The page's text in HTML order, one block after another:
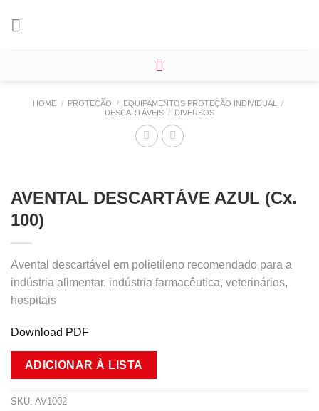
HOME / PROTEÇÃO / EQUIPAMENTOS PROTEÇÃO INDIVIDUAL
/
DESCARTÁVEIS / DIVERSOS
AVENTAL DESCARTÁVE AZUL (Cx.
100)
Avental descartável em polietileno recomendado para a
indústria alimentar, indústria farmacêutica, veterinários,
hospitais
Download PDF
ADICIONAR À LISTA
SKU: AV1002